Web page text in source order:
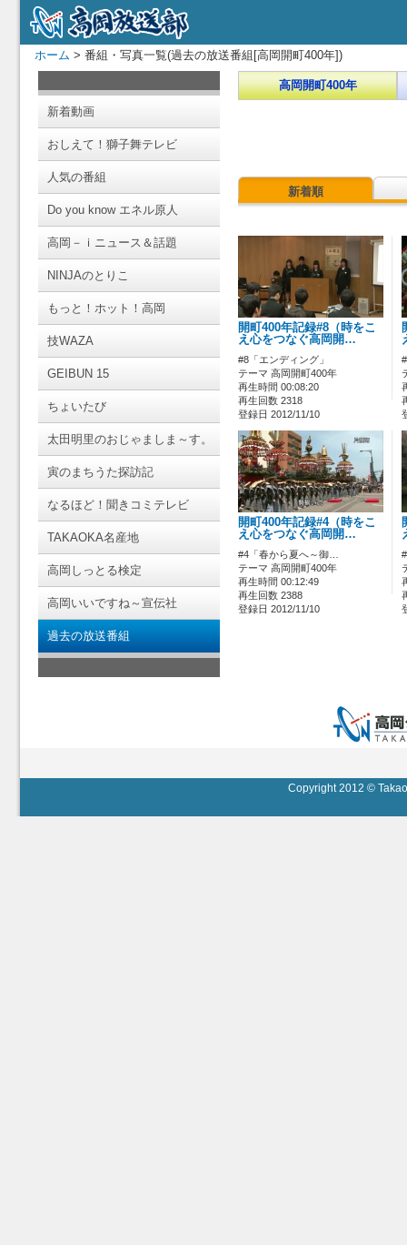
ホーム > 番組・写真一覧(過去の放送番組[高岡開町400年])
新着動画
おしえて！獅子舞テレビ
人気の番組
Do you know エネル原人
高岡－ｉニュース＆話題
NINJAのとりこ
もっと！ホット！高岡
技WAZA
GEIBUN 15
ちょいたび
太田明里のおじゃましま～す。
寅のまちうた探訪記
なるほど！聞きコミテレビ
TAKAOKA名産地
高岡しっとる検定
高岡いいですね～宣伝社
過去の放送番組
高岡開町400年
新着順
開町400年記録#8（時をこ
え心をつなぐ高岡開…
#8「エンディング」
テーマ 高岡開町400年
再生時間 00:08:20
再生回数 2318
登録日 2012/11/10
開町400年記録#4（時をこ
え心をつなぐ高岡開…
#4「春から夏へ～御…
テーマ 高岡開町400年
再生時間 00:12:49
再生回数 2388
登録日 2012/11/10
Copyright 2012 ©